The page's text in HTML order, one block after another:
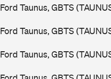
Ford Taunus, GBTS
Ford Taunus, GBTS
Ford Taunus, GBTS